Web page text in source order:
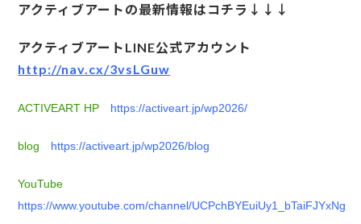
アクティブアートの最新情報はコチラ↓↓↓
アクティブアートLINE公式アカウント
http://nav.cx/3vsLGuw
ACTIVEART HP https://activeart.jp/wp2026/
blog https://activeart.jp/wp2026/blog
YouTube
https://www.youtube.com/channel/UCPchBYEuiUy1_bTaiFJYxNg